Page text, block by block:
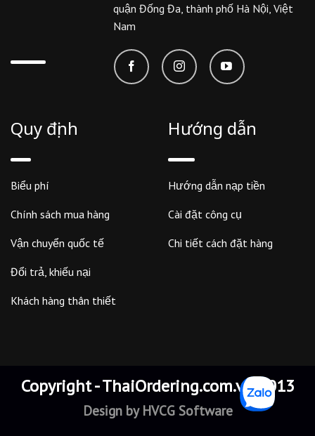
quận Đống Đa, thành phố Hà Nội, Việt
Nam
Quy định
Biểu phí
Chính sách mua hàng
Vận chuyển quốc tế
Đổi trả, khiếu nại
Khách hàng thân thiết
Hướng dẫn
Hướng dẫn nạp tiền
Cài đặt công cụ
Chi tiết cách đặt hàng
Copyright - ThaiOrdering.com.vn 2013
Design byHVCG Software